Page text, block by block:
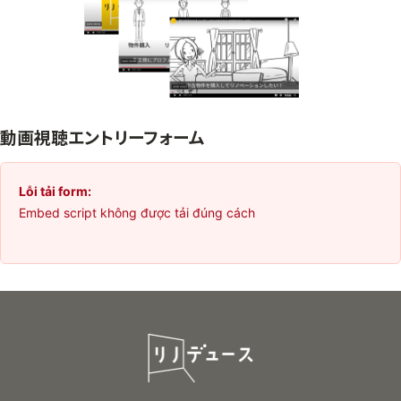
動画視聴エントリーフォーム
Lỗi tải form:
Embed script không được tải đúng cách